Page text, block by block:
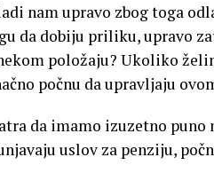
nam upravo zbog toga
da dobiju priliku, upravo
položaju? Ukoliko
počnu da upravljaju
da imamo izuzetno
uslov za penziju,